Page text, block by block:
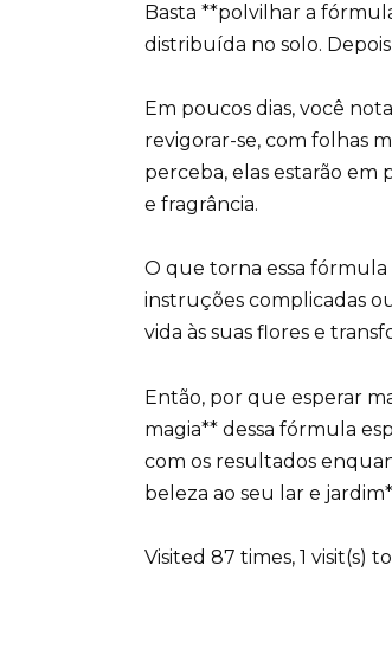
Basta **polvilhar a
distribuída no solo.
Em poucos dias, você
revigorar-se, com folhas
perceba, elas estarão
e fragrância.
O que torna essa fórmula
instruções complicadas
vida às suas flores e
Então, por que esperar
magia** dessa fórmula
com os resultados
beleza ao seu lar e
Visited 87 times, 1 visit(s)